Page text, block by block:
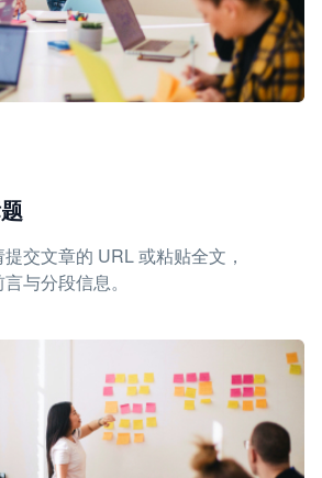
交文章的 URL 或粘贴全文，
与分段信息。